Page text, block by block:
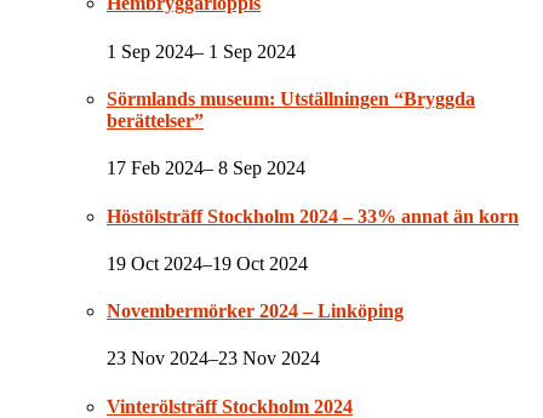
1 Sep 2024– 1 Sep 2024
Sörmlands museum: Utställningen “Bryggda
berättelser”
17 Feb 2024– 8 Sep 2024
Höstölsträff Stockholm 2024 – 33% annat än korn
19 Oct 2024–19 Oct 2024
Novembermörker 2024 – Linköping
23 Nov 2024–23 Nov 2024
Vinterölsträff Stockholm 2024